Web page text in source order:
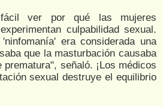
ver por qué las mujeres
culpabilidad sexual.
era considerada una
que la masturbación causaba
señaló. ¡Los médicos
sexual destruye el equilibrio